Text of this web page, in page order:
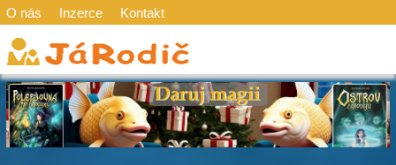
O nás Inzerce Kontakt